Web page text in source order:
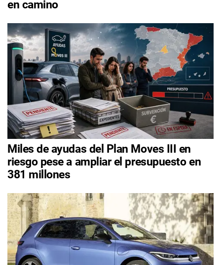
en camino
Miles de ayudas del Plan Moves III en
riesgo pese a ampliar el presupuesto en
381 millones